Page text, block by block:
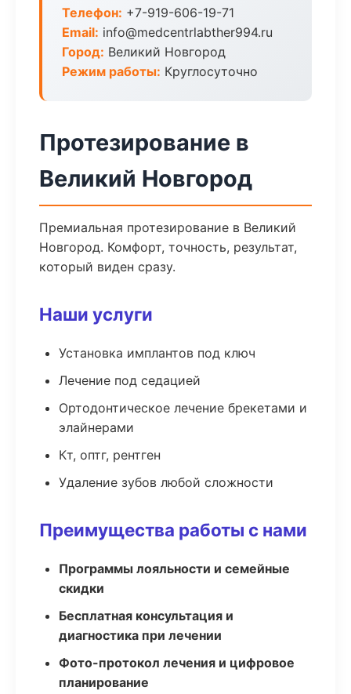
Телефон: +7-919-606-19-71
Email: info@medcentrlabther994.ru
Город: Великий Новгород
Режим работы: Круглосуточно
Протезирование в
Великий Новгород
Премиальная протезирование в Великий
Новгород. Комфорт, точность, результат,
который виден сразу.
Наши услуги
Установка имплантов под ключ
Лечение под седацией
Ортодонтическое лечение брекетами и
элайнерами
Кт, оптг, рентген
Удаление зубов любой сложности
Преимущества работы с нами
Программы лояльности и семейные
скидки
Бесплатная консультация и
диагностика при лечении
Фото-протокол лечения и цифровое
планирование